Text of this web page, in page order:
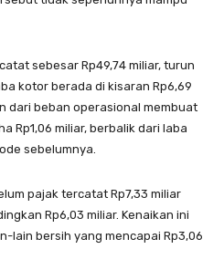
sebesar Rp49,74 miliar, turun
kotor berada di kisaran Rp6,69
dari beban operasional membuat
Rp1,06 miliar, berbalik dari laba
sebelumnya.
pajak tercatat Rp7,33 miliar
Rp6,03 miliar. Kenaikan ini
lain bersih yang mencapai Rp3,06